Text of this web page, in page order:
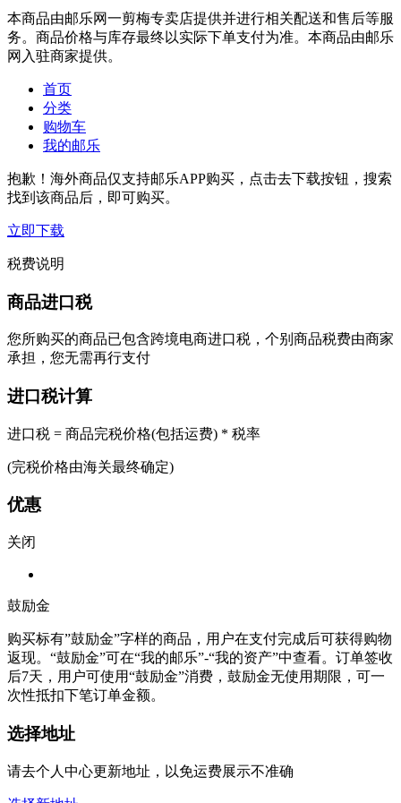
本商品由邮乐网一剪梅专卖店提供并进行相关配送和售后等服
务。商品价格与库存最终以实际下单支付为准。本商品由邮乐
网入驻商家提供。
首页
分类
购物车
我的邮乐
抱歉！海外商品仅支持邮乐APP购买，点击去下载按钮，搜索
找到该商品后，即可购买。
立即下载
税费说明
商品进口税
您所购买的商品已包含跨境电商进口税，个别商品税费由商家
承担，您无需再行支付
进口税计算
进口税 = 商品完税价格(包括运费) * 税率
(完税价格由海关最终确定)
优惠
关闭
鼓励金
购买标有”鼓励金”字样的商品，用户在支付完成后可获得购物
返现。“鼓励金”可在“我的邮乐”-“我的资产”中查看。订单签收
后7天，用户可使用“鼓励金”消费，鼓励金无使用期限，可一
次性抵扣下笔订单金额。
选择地址
请去个人中心更新地址，以免运费展示不准确